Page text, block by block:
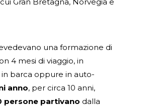
una formazione di
4 mesi di viaggio, in
barca oppure in auto-
anno, per circa 10 anni,
persone partivano dalla